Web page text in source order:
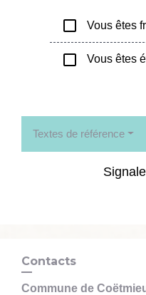
check_box_outline_blank Vous êtes
check_box_outline_blank Vous êtes
Textes de référence
Contacts
Commune de